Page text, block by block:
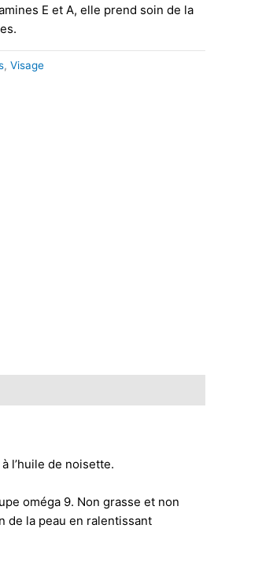
E et A, elle prend soin de la
, Visage
l’huile de noisette.
oméga 9. Non grasse et non
de la peau en ralentissant